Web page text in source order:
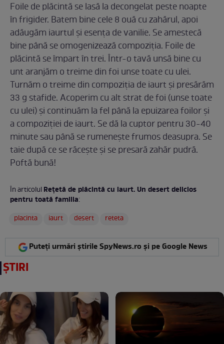
Foile de plăcintă se lasă la decongelat peste noapte
în frigider. Batem bine cele 8 ouă cu zahărul, apoi
adăugăm iaurtul și esența de vanilie. Se amestecă
bine până se omogenizează compoziția. Foile de
plăcintă se împart în trei. Într-o tavă unsă bine cu
unt aranjăm o treime din foi unse toate cu ulei.
Turnăm o treime din compoziția de iaurt și presărăm
33 g stafide. Acoperim cu alt strat de foi (unse toate
cu ulei) și continuăm la fel până la epuizarea foilor și
a compoziției de iaurt. Se dă la cuptor pentru 30-40
minute sau până se rumenește frumos deasupra. Se
taie după ce se răcește și se presară zahăr pudră.
Poftă bună!
În articolulRețetă de plăcintă cu iaurt. Un desert delicios
pentru toată familia:
placinta
iaurt desert reteta
Puteți urmări știrile SpyNews.ro și pe Google News
ȘTIRI